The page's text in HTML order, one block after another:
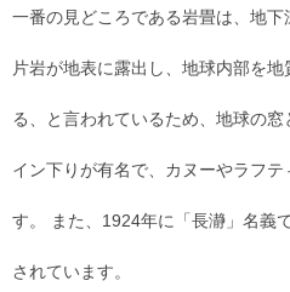
一番の見どころである岩畳は、地
片岩が地表に露出し、地球内部を
る、と言われているため、地球の
イン下りが有名で、カヌーやラフ
す。 また、1924年に「長瀞」名義
されています。